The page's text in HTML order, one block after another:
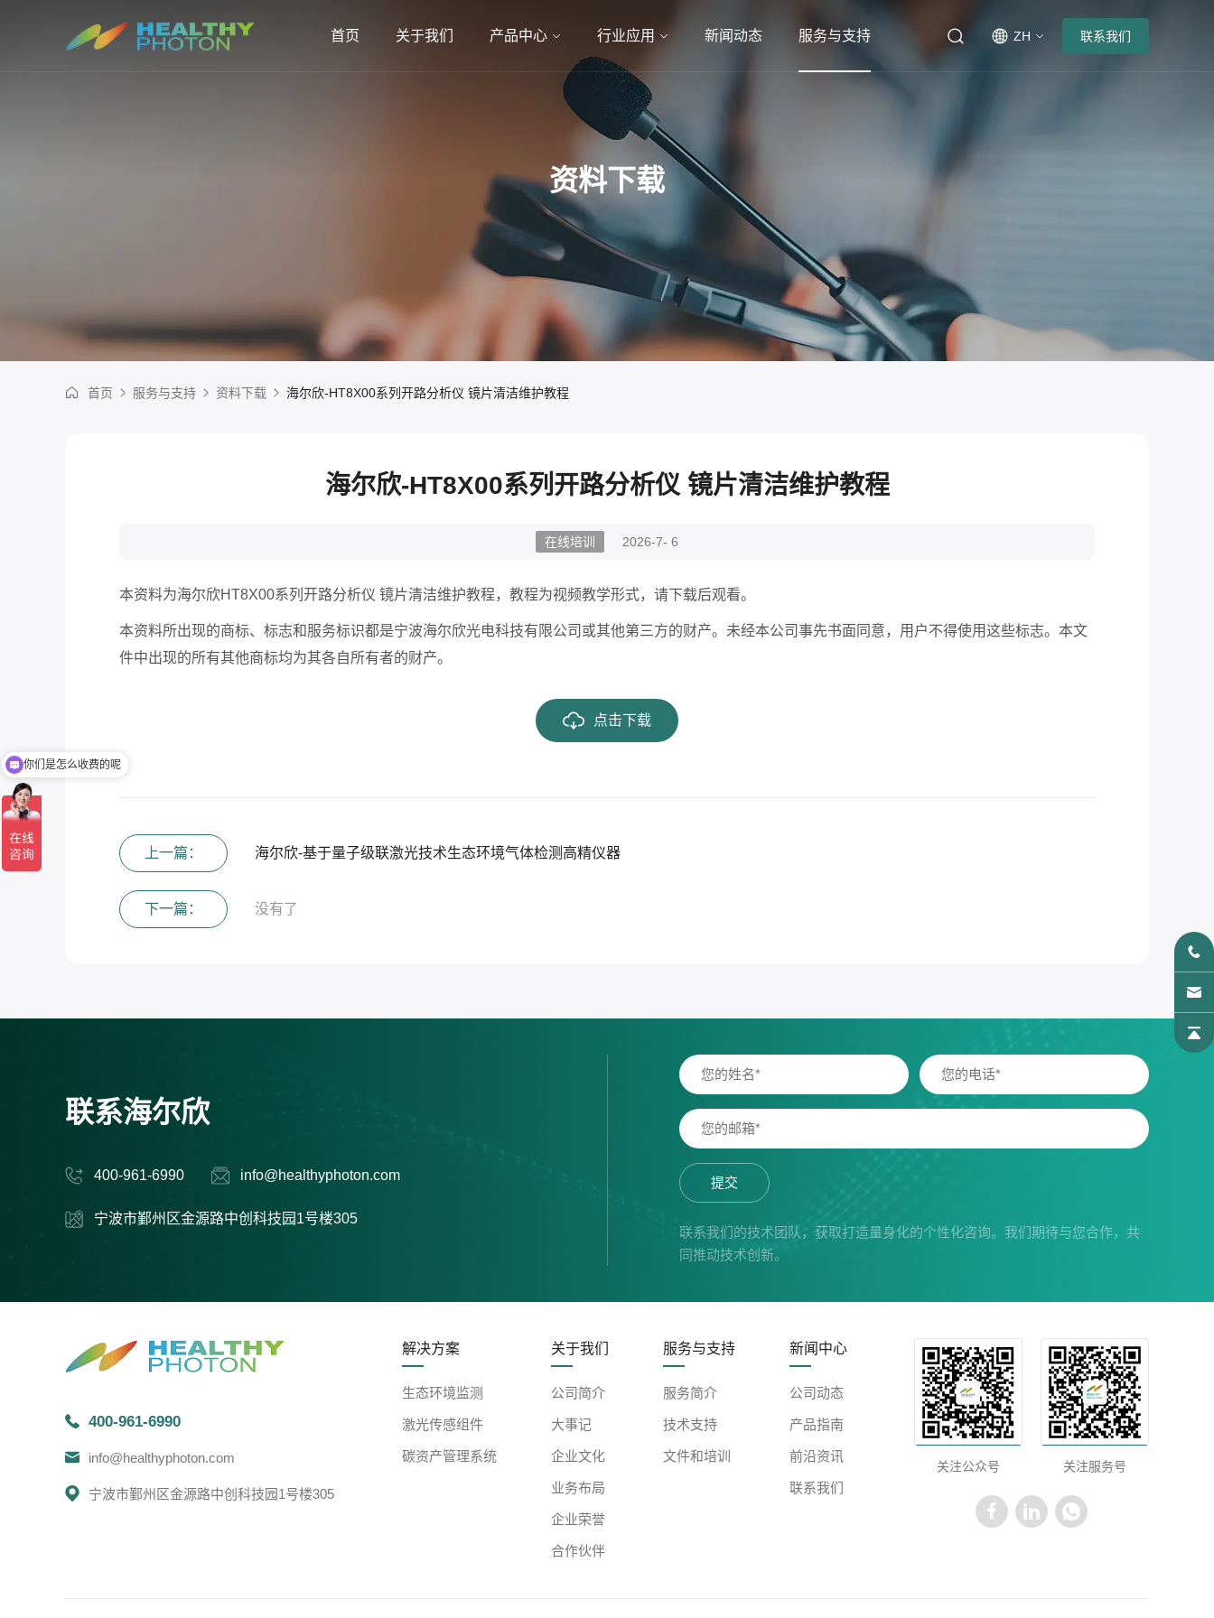
首页 关于我们 产品中心 行业应用 新闻动态 服务与支持 ZH 联系我们
资料下载
首页 服务与支持 资料下载 海尔欣-HT8X00系列开路分析仪 镜片清洁维护教程
海尔欣-HT8X00系列开路分析仪 镜片清洁维护教程
在线培训 2026-7- 6
本资料为海尔欣HT8X00系列开路分析仪 镜片清洁维护教程，教程为视频教学形式，请下载后观看。
本资料所出现的商标、标志和服务标识都是宁波海尔欣光电科技有限公司或其他第三方的财产。未经本公司事先书面同意，用户不得使用这些标志。本文
件中出现的所有其他商标均为其各自所有者的财产。
点击下载
上一篇： 海尔欣-基于量子级联激光技术生态环境气体检测高精仪器
下一篇： 没有了
联系海尔欣
400-961-6990 info@healthyphoton.com
宁波市鄞州区金源路中创科技园1号楼305
提交
联系我们的技术团队，获取打造量身化的个性化咨询。我们期待与您合作，共
同推动技术创新。
400-961-6990
info@healthyphoton.com
宁波市鄞州区金源路中创科技园1号楼305
解决方案
生态环境监测
激光传感组件
碳资产管理系统
关于我们
公司简介
大事记
企业文化
业务布局
企业荣誉
合作伙伴
服务与支持
服务简介
技术支持
文件和培训
新闻中心
公司动态
产品指南
前沿资讯
联系我们
关注公众号 关注服务号
你们是怎么收费的呢
现在有优惠活动吗